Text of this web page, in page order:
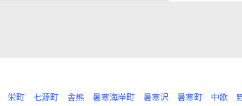
栄町 七源町 舎熊 暑寒海岸町 暑寒沢 暑寒町 中歌